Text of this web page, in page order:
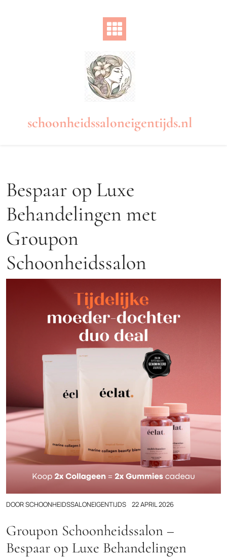
schoonheidssaloneigentijds.nl
Bespaar op Luxe
Behandelingen met
Groupon
Schoonheidssalon
DOORSCHOONHEIDSSALONEIGENTIJDS 22 APRIL 2026
Groupon Schoonheidssalon –
Bespaar op Luxe Behandelingen